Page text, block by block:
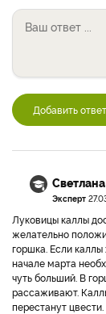
Добавить ответ
Эксперт
Луковицы каллы
желательно
горшка. Если каллы
начале марта
чуть больший. В
рассаживают.
перестанут цвести.